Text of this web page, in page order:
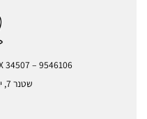
34507 – 9546106
שטנר 7, ירושלים ,ישראל